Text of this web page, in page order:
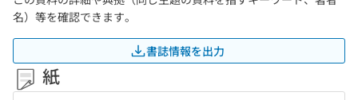
名）等を確認できます。
書誌情報を出力
紙